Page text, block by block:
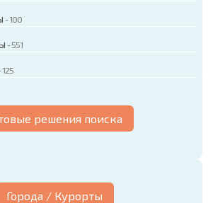
- 100
- 551
125
решения поиска
Города / Курорты